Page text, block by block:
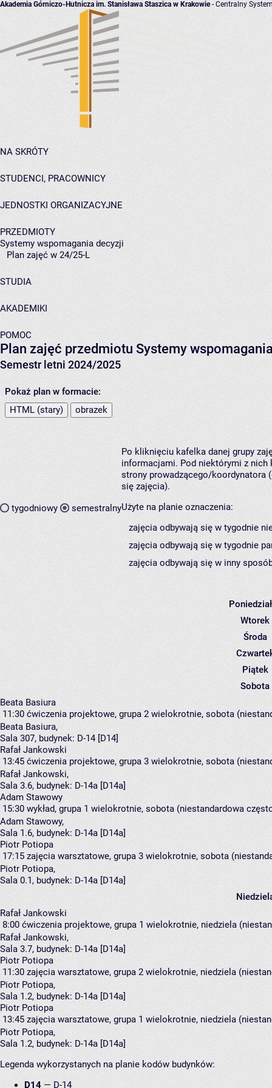
Akademia Górniczo-Hutnicza im. Stanisława Staszica w Krakowie- Centralny
NA SKRÓTY
STUDENCI, PRACOWNICY
JEDNOSTKI ORGANIZACYJNE
PRZEDMIOTY
Systemy wspomagania decyzji
Plan zajęć w 24/25-L
STUDIA
AKADEMIKI
POMOC
Plan zajęć przedmiotu Systemy
Semestr letni 2024/2025
Pokaż plan w formacie:
HTML (stary)
obrazek
tygodniowy semestralny
Po kliknięciu kafelka danej grupy
informacjami. Pod niektórymi z nich
strony prowadzącego/koordynatora
się zajęcia).
Użyte na planie oznaczenia:
zajęcia odbywają się w tygodnie
zajęcia odbywają się w tygodnie
zajęcia odbywają się w inny
Wtorek
Środa
Piątek
Sobota
Beata Basiura
11:30 ćwiczenia projektowe, grupa 2 wielokrotnie, sobota
Beata Basiura,
Sala 307, budynek: D-14 [D14]
Rafał Jankowski
13:45 ćwiczenia projektowe, grupa 3 wielokrotnie, sobota
Rafał Jankowski,
Sala 3.6, budynek: D-14a [D14a]
Adam Stawowy
15:30 wykład, grupa 1 wielokrotnie, sobota (niestandardowa
Adam Stawowy,
Sala 1.6, budynek: D-14a [D14a]
Piotr Potiopa
17:15 zajęcia warsztatowe, grupa 3 wielokrotnie, sobota
Piotr Potiopa,
Sala 0.1, budynek: D-14a [D14a]
Rafał Jankowski
8:00 ćwiczenia projektowe, grupa 1 wielokrotnie, niedziela
Rafał Jankowski,
Sala 3.7, budynek: D-14a [D14a]
Piotr Potiopa
11:30 zajęcia warsztatowe, grupa 2 wielokrotnie, niedziela
Piotr Potiopa,
Sala 1.2, budynek: D-14a [D14a]
Piotr Potiopa
13:45 zajęcia warsztatowe, grupa 1 wielokrotnie, niedziela
Piotr Potiopa,
Sala 1.2, budynek: D-14a [D14a]
Legenda wykorzystanych na planie kodów budynków:
D14 — D-14